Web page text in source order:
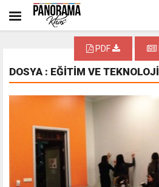
PDF
DOSYA : EĞİTİM VE TEKNOLOJİ